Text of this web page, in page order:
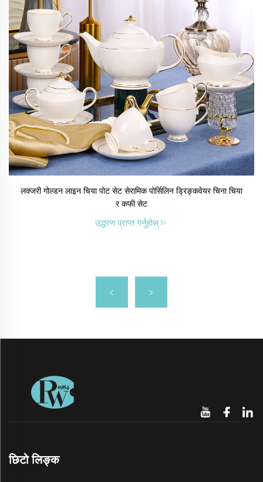
लक्जरी गोल्डन लाइन चिया पोट सेट सेरामिक पोर्सिलिन ड्रिङ्कवेयर चिना चिया
र कफी सेट
उद्धरण प्राप्त गर्नुहोस्
छिटो लिङ्क